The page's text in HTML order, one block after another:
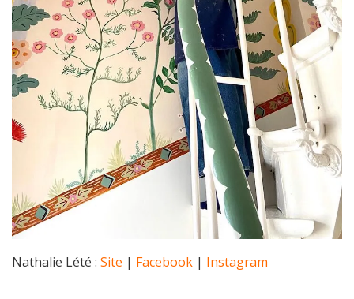
Nathalie Lété : Site | Facebook | Instagram